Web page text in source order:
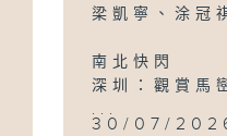
梁凱寧、涂冠
南北快閃
深圳：觀賞馬
...
30/07/